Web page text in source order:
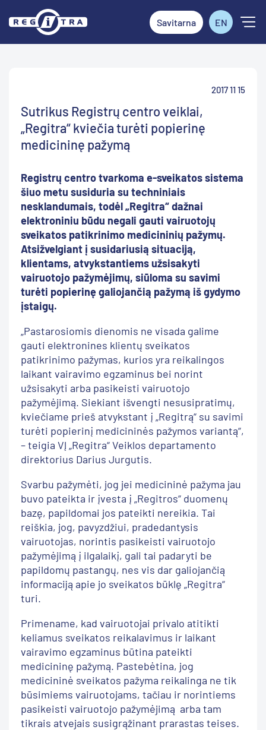
Savitarna EN
2017 11 15
Sutrikus Registrų centro veiklai,
„Regitra“ kviečia turėti popierinę
medicininę pažymą
Registrų centro tvarkoma e-sveikatos sistema
šiuo metu susiduria su techniniais
nesklandumais, todėl „Regitra“ dažnai
elektroniniu būdu negali gauti vairuotojų
sveikatos patikrinimo medicininių pažymų.
Atsižvelgiant į susidariusią situaciją,
klientams, atvykstantiems užsisakyti
vairuotojo pažymėjimų, siūloma su savimi
turėti popierinę galiojančią pažymą iš gydymo
įstaigų.
„Pastarosiomis dienomis ne visada galime
gauti elektronines klientų sveikatos
patikrinimo pažymas, kurios yra reikalingos
laikant vairavimo egzaminus bei norint
užsisakyti arba pasikeisti vairuotojo
pažymėjimą. Siekiant išvengti nesusipratimų,
kviečiame prieš atvykstant į „Regitrą“ su savimi
turėti popierinį medicininės pažymos variantą“,
– teigia VĮ „Regitra“ Veiklos departamento
direktorius Darius Jurgutis.
Svarbu pažymėti, jog jei medicininė pažyma jau
buvo pateikta ir įvesta į „Regitros“ duomenų
bazę, papildomai jos pateikti nereikia. Tai
reiškia, jog, pavyzdžiui, pradedantysis
vairuotojas, norintis pasikeisti vairuotojo
pažymėjimą į ilgalaikį, gali tai padaryti be
papildomų pastangų, nes vis dar galiojančią
informaciją apie jo sveikatos būklę „Regitra“
turi.
Primename, kad vairuotojai privalo atitikti
keliamus sveikatos reikalavimus ir laikant
vairavimo egzaminus būtina pateikti
medicininę pažymą. Pastebėtina, jog
medicininė sveikatos pažyma reikalinga ne tik
būsimiems vairuotojams, tačiau ir norintiems
pasikeisti vairuotojo pažymėjimą arba tam
tikrais atvejais susigrąžinant prarastas teises.